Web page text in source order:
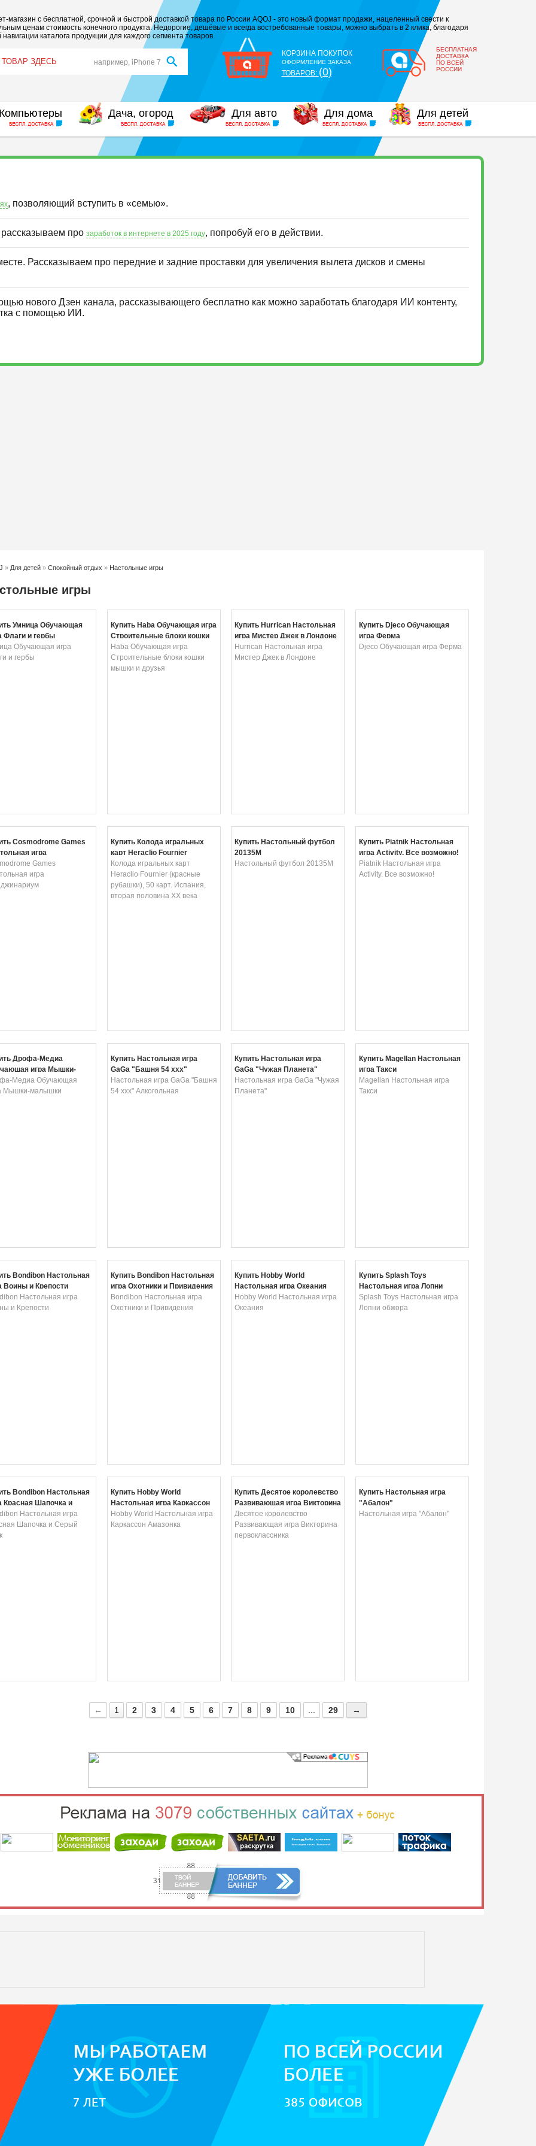
магазин с бесплатной, срочной и быстрой доставкой товара по России AQOJ - это новый формат продажи, нацеленный свести к
ценам стоимость конечного продукта. Недорогие, дешёвые и всегда востребованные товары, можно выбрать в 2 клика, благодаря
каталога продукции для каждого сегмента товаров.
например, iPhone 7
КОРЗИНА ПОКУПОК
ОФОРМЛЕНИЕ ЗАКАЗА
ТОВАРОВ: (0)
БЕСПЛАТНАЯ
ДОСТАВКА
ПО ВСЕЙ
РОССИИ
Компьютеры Дача, огород Для авто Для дома Для детей
, позволяющий вступить в «семью».
про заработок в интернете в 2025 году, попробуй его в действии.
Рассказываем про передние и задние проставки для увеличения вылета дисков и смены
нового Дзен канала, рассказывающего бесплатно как можно заработать благодаря ИИ контенту,
с помощью ИИ.
» Для детей» Спокойный отдых » Настольные игры
игры
Умница Обучающая
Флаги и гербы
Обучающая игра
и гербы
Купить Haba Обучающая игра
Строительные блоки кошки
мышки и друзья
Haba Обучающая игра
Строительные блоки кошки
мышки и друзья
Купить Hurrican Настольная
игра Мистер Джек в Лондоне
Hurrican Настольная игра
Мистер Джек в Лондоне
Купить Djeco Обучающая
игра Ферма
Djeco Обучающая игра Ферма
Cosmodrome Games
игра
Games
игра
Купить Колода игральных
карт Heraclio Fournier
(красные рубашки), 50 карт.
Испания, вторая половина XX
века
Колода игральных карт
Heraclio Fournier (красные
рубашки), 50 карт. Испания,
вторая половина XX века
Купить Настольный футбол
20135M
Настольный футбол 20135M
Купить Piatnik Настольная
игра Activity. Все возможно!
Piatnik Настольная игра
Activity. Все возможно!
Дрофа-Медиа
игра Мышки-
Медиа Обучающая
Мышки-малышки
Купить Настольная игра
GaGa "Башня 54 ххх"
Алкогольная
Настольная игра GaGa "Башня
54 ххх" Алкогольная
Купить Настольная игра
GaGa "Чужая Планета"
Настольная игра GaGa "Чужая
Планета"
Купить Magellan Настольная
игра Такси
Magellan Настольная игра
Такси
Bondibon Настольная
Воины и Крепости
Настольная игра
и Крепости
Купить Bondibon Настольная
игра Охотники и Привидения
Bondibon Настольная игра
Охотники и Привидения
Купить Hobby World
Настольная игра Океания
Hobby World Настольная игра
Океания
Купить Splash Toys
Настольная игра Лопни
обжора
Splash Toys Настольная игра
Лопни обжора
Bondibon Настольная
Красная Шапочка и
ВолкНастольная игра
Шапочка и Серый
Купить Hobby World
Настольная игра Каркассон
Амазонка
Hobby World Настольная игра
Каркассон Амазонка
Купить Десятое королевство
Развивающая игра Викторина
первоклассника
Десятое королевство
Развивающая игра Викторина
первоклассника
Купить Настольная игра
"Абалон"
Настольная игра "Абалон"
← 1 2 3 4 5 6 7 8 9 10 ... 29 →